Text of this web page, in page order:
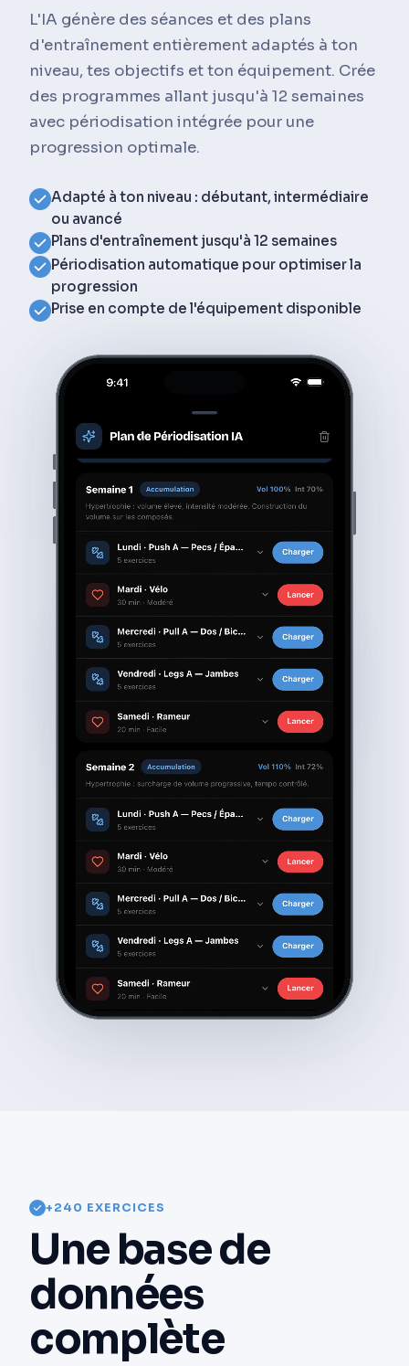
L'IA génère des séances et des plans
d'entraînement entièrement adaptés à ton
niveau, tes objectifs et ton équipement. Crée
des programmes allant jusqu'à 12 semaines
avec périodisation intégrée pour une
progression optimale.
Adapté à ton niveau : débutant, intermédiaire
ou avancé
Plans d'entraînement jusqu'à 12 semaines
Périodisation automatique pour optimiser la
progression
Prise en compte de l'équipement disponible
+240 EXERCICES
Une base de
données
complète